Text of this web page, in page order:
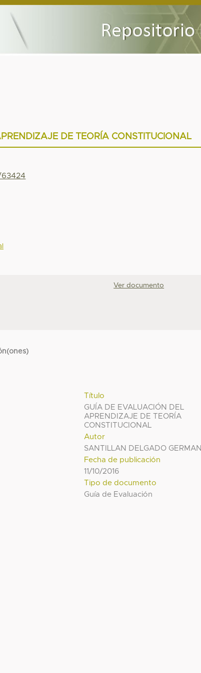
DE TEORÍA CONSTITUCIONAL
Ver documento
Título
GUÍA DE EVALUACIÓN DEL
APRENDIZAJE DE TEORÍA
CONSTITUCIONAL
Autor
SANTILLAN DELGADO GERMAN
Fecha de publicación
11/10/2016
Tipo de documento
Guía de Evaluación